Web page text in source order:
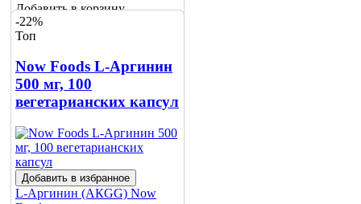
Добавить в корзину
16
-22%
Топ
Now Foods L-Аргинин
500 мг, 100
вегетарианских капсул
Добавить в избранное
L-Аргинин (АКGG) Now